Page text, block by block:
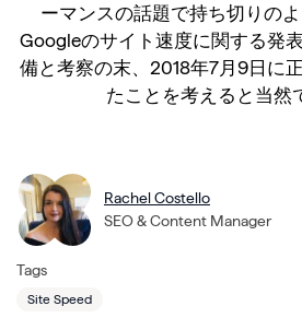
ーマンスの話題で持ち切りの
Googleのサイト速度に関する発
備と考察の末、2018年7月9日に
たことを考えると当然
Rachel Costello
SEO & Content Manager
Tags
Site Speed